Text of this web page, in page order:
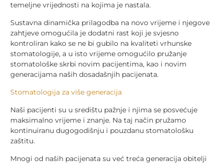
temeljne vrijednosti na kojima je nastala.
Sustavna dinamička prilagodba na novo vrijeme i njegove
zahtjeve omogućila je dodatni rast koji je svjesno
kontroliran kako se ne bi gubilo na kvaliteti vrhunske
stomatologije, a u isto vrijeme omogućilo pružanje
stomatološke skrbi novim pacijentima, kao i novim
generacijama naših dosadašnjih pacijenata.
Stomatologija za više generacija
Naši pacijenti su u središtu pažnje i njima se posvećuje
maksimalno vrijeme i znanje. Na taj način pružamo
kontinuiranu dugogodišnju i pouzdanu stomatološku
zaštitu.
Mnogi od naših pacijenata su već treća generacija obitelji